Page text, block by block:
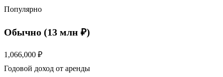
Популярно
Обычно (13 млн ₽)
1,066,000 ₽
Годовой доход от аренды